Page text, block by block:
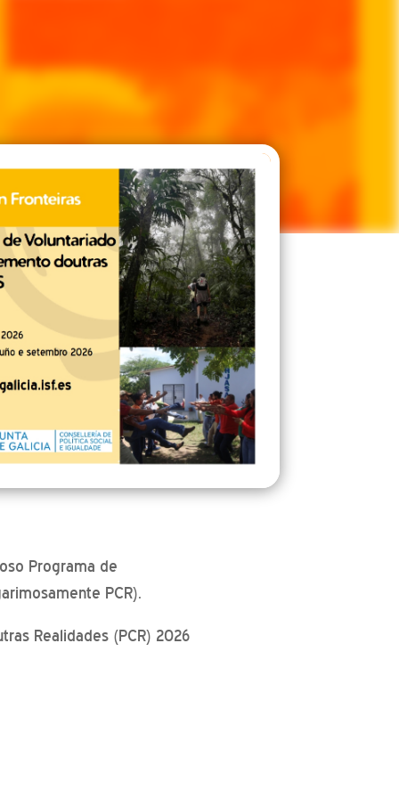
Programa de
PCR).
Realidades (PCR) 2026